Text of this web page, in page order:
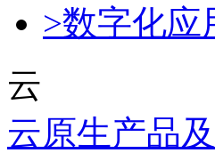
>数字化应
云
云原生产品